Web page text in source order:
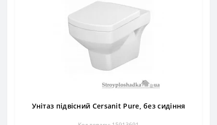
Унітаз підвісний Cersanit Pure, без сидіння